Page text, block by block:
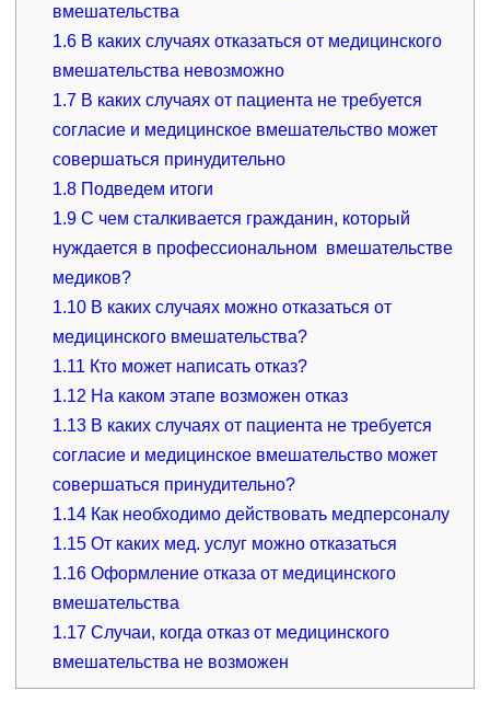
вмешательства
1.6 В каких случаях отказаться от медицинского
вмешательства невозможно
1.7 В каких случаях от пациента не требуется
согласие и медицинское вмешательство может
совершаться принудительно
1.8 Подведем итоги
1.9 С чем сталкивается гражданин, который
нуждается в профессиональном вмешательстве
медиков?
1.10 В каких случаях можно отказаться от
медицинского вмешательства?
1.11 Кто может написать отказ?
1.12 На каком этапе возможен отказ
1.13 В каких случаях от пациента не требуется
согласие и медицинское вмешательство может
совершаться принудительно?
1.14 Как необходимо действовать медперсоналу
1.15 От каких мед. услуг можно отказаться
1.16 Оформление отказа от медицинского
вмешательства
1.17 Случаи, когда отказ от медицинского
вмешательства не возможен